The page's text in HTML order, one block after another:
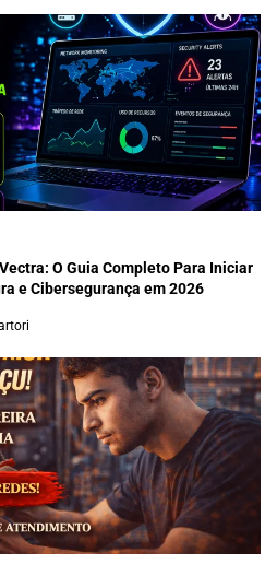
O Guia Completo Para Iniciar
e Cibersegurança em 2026